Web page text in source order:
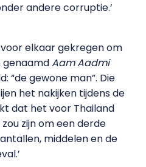
andere corruptie.’
elkaar gekregen om
Aam Aadmi
“de gewone man”. Die
het nakijken tijdens de
dat het voor Thailand
zijn om een derde
middelen en de